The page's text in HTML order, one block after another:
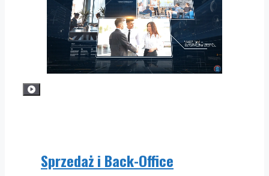
Sprzedaż i Back-Office